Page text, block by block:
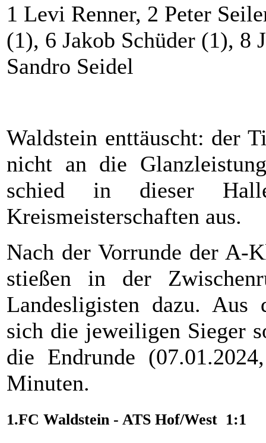
1 Levi Renner, 2 Peter
(1), 6 Jakob Schüder (1), 8
Sandro Seidel
Waldstein enttäuscht: der
nicht an die
schied in dieser
Kreismeisterschaften aus.
Nach der Vorrunde der A-
stießen in der
Landesligisten dazu. Aus
sich die jeweiligen Sieger
die Endrunde
Minuten.
1.FC Waldstein - ATS Hof/West 1:1